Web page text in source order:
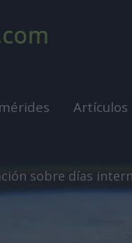
Artículos
sobre días